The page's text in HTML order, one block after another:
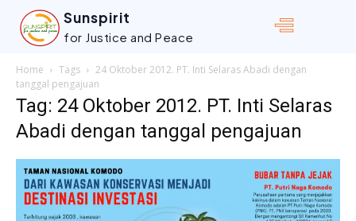
Sunspirit
for Justice and Peace
Home Tags
24 Oktober 2012. PT. Inti Selaras Abadi dengan
tanggal pengajuan
Tag: 24 Oktober 2012. PT. Inti Selaras
Abadi dengan tanggal pengajuan